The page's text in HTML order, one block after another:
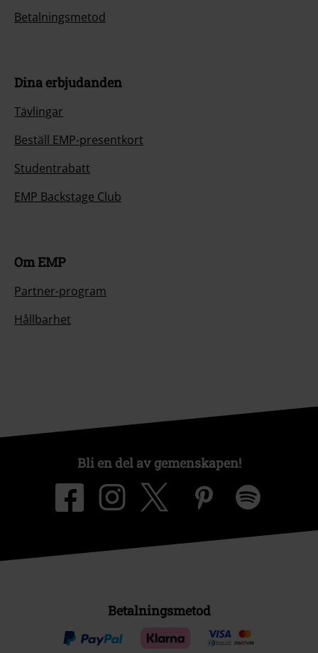
Betalningsmetod
Dina erbjudanden
Tävlingar
Beställ EMP-presentkort
Studentrabatt
EMP Backstage Club
Om EMP
Partner-program
Hållbarhet
Bli en del av gemenskapen!
Betalningsmetod